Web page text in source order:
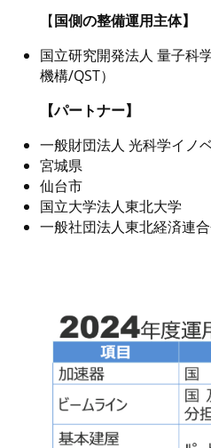
【国側の整備運用主体】
国立研究開発法人 量子科
機構/QST）
【パートナー】
一般財団法人 光科学イノ
宮城県
仙台市
国立大学法人東北大学
一般社団法人東北経済連